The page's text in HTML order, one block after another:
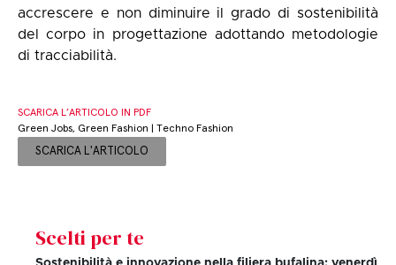
accrescere e non diminuire il grado di sostenibilità
del corpo in progettazione adottando metodologie
di tracciabilità.
SCARICA L’ARTICOLO IN PDF
Green Jobs, Green Fashion | Techno Fashion
SCARICA L'ARTICOLO
Scelti per te